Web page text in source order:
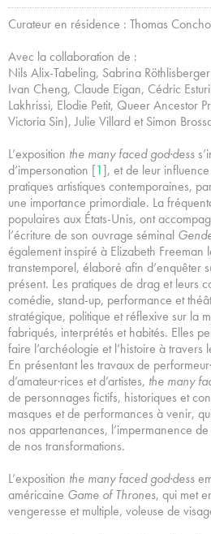
Curateur en résidence : Thomas
Avec la collaboration de :
Nils Alix-Tabeling, Sabrina
Ivan Cheng, Claude Eigan, Cédric
Lakhrissi, Elodie Petit, Queer Ancestor
Victoria Sin), Julie Villard et Simon
L’exposition the many faced god·dess
d’impersonation [1], et de leur
pratiques artistiques contemporaines,
une importance primordiale. La
populaires aux États-Unis, ont
l’écriture de son ouvrage séminal
également inspiré à Elizabeth Freeman
transtemporel, élaboré afin d’enquêter
présent. Les pratiques de drag et leurs
comédie, stand-up, performance et
stratégique, politique et réflexive sur la
fabriqués, interprétés et habités. Elles
faire l’archéologie et l’histoire à
En présentant les travaux de
d’amateur·rices et d’artistes, the many
de personnages fictifs, historiques et
masques et de performances à venir,
nos appartenances, l’impermanence
de nos transformations.
L’exposition the many faced god·dess
américaine Game of Thrones, qui met
vengeresse et multiple, voleuse de